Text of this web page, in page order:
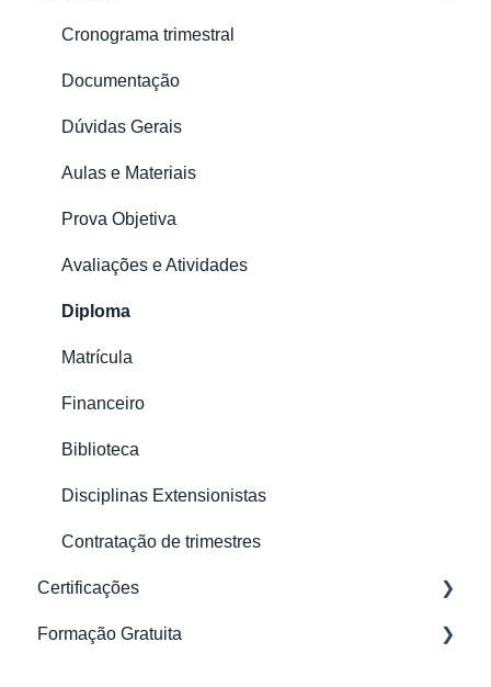
Aulas e Materiais
Documentação
Financeiro
Matrícula
Meu Perfil
Avaliações
Certificado
Cronograma trimestral
Documentação
Dúvidas Gerais
Aulas e Materiais
Prova Objetiva
Avaliações e Atividades
Diploma
Matrícula
Financeiro
Biblioteca
Disciplinas Extensionistas
Contratação de trimestres
Certificações
Acesso e Conteúdo
Formação Gratuita